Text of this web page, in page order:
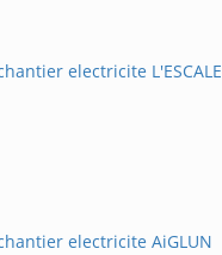
electricite L'ESCALE
electricite AiGLUN